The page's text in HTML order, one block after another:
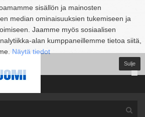
sisällön ja mainosten
median ominaisuuksien tukemiseen ja
Jaamme myös sosiaalisen
alan kumppaneillemme tietoa siitä,
Näytä tiedot
Sulje